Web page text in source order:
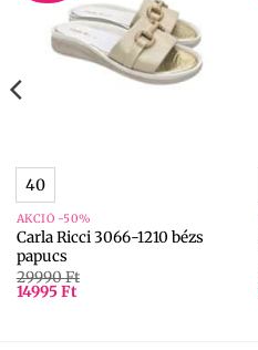
40
AKCIÓ -50%
Carla Ricci 3066-1210 bézs
papucs
29990Ft
14995Ft